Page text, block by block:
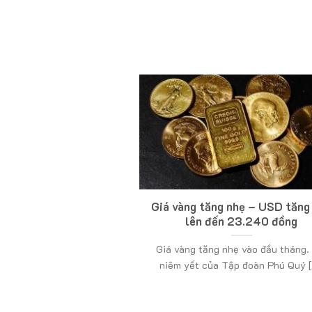
Giá vàng tăng nhẹ – USD
lên đến 23.240 đồng
Giá vàng tăng nhẹ vào đầu tháng.
niêm yết của Tập đoàn Phú Quý